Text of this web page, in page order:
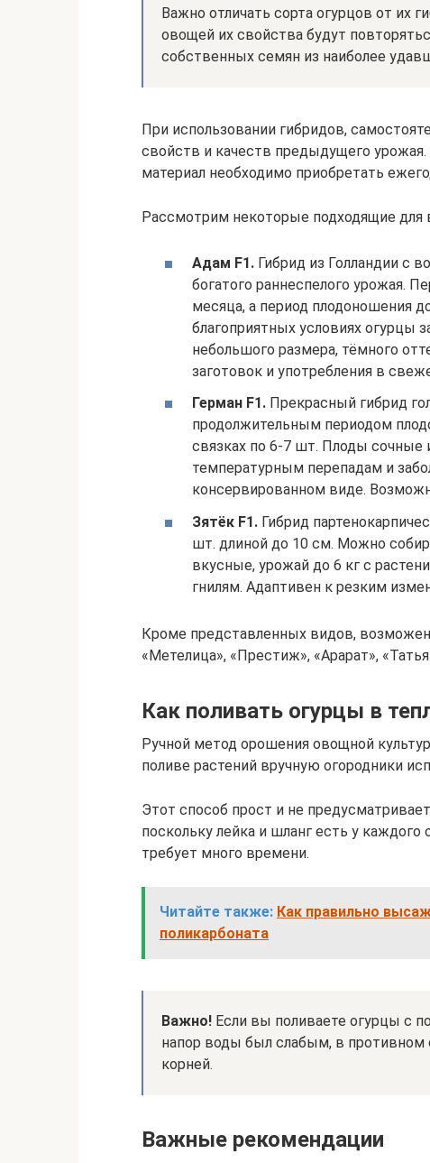
Важно отличать сорта огурцов от их
овощей их свойства будут
собственных семян из наиболее
При использовании гибридов,
свойств и качеств предыдущего
материал необходимо приобретать
Рассмотрим некоторые подходящие
Адам F1. Гибрид из Голландии с
богатого раннеспелого урожая.
месяца, а период плодоношения
благоприятных условиях огурцы
небольшого размера, тёмного
заготовок и употребления в
Герман F1. Прекрасный гибрид
продолжительным периодом
связках по 6-7 шт. Плоды сочные
температурным перепадам и
консервированном виде.
Зятёк F1. Гибрид
шт. длиной до 10 см. Можно
вкусные, урожай до 6 кг с
гнилям. Адаптивен к резким
Кроме представленных видов,
«Метелица», «Престиж», «Арарат»,
Как поливать огурцы в
Ручной метод орошения овощной
поливе растений вручную огородники
Этот способ прост и не
поскольку лейка и шланг есть у
требует много времени.
Читайте также: Как правильно
поликарбоната
Важно! Если вы поливаете огурцы с
напор воды был слабым, в противном
корней.
Важные рекомендации